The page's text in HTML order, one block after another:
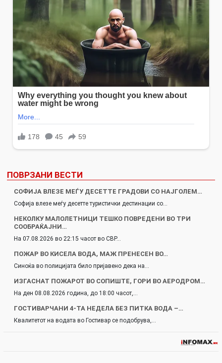
ПОВРЗАНИ ВЕСТИ
СОФИЈА ВЛЕЗЕ МЕЃУ ДЕСЕТТЕ ГРАДОВИ СО НАЈГОЛЕМ…
Софија влезе меѓу десетте туристички дестинации со…
НЕКОЛКУ МАЛОЛЕТНИЦИ ТЕШКО ПОВРЕДЕНИ ВО ТРИ
СООБРАЌАЈНИ…
На 07.08.2026 во 22:15 часот во СВР…
ПОЖАР ВО КИСЕЛА ВОДА, МАЖ ПРЕНЕСЕН ВО…
Синоќа во полицијата било пријавено дека на…
ИЗГАСНАТ ПОЖАРОТ ВО СОПИШТЕ, ГОРИ ВО АЕРОДРОМ…
На ден 08.08.2026 година, до 18:00 часот,…
ГОСТИВАРЧАНИ 4-ТА НЕДЕЛА БЕЗ ПИТКА ВОДА –…
Квалитетот на водата во Гостивар се подобрува,…